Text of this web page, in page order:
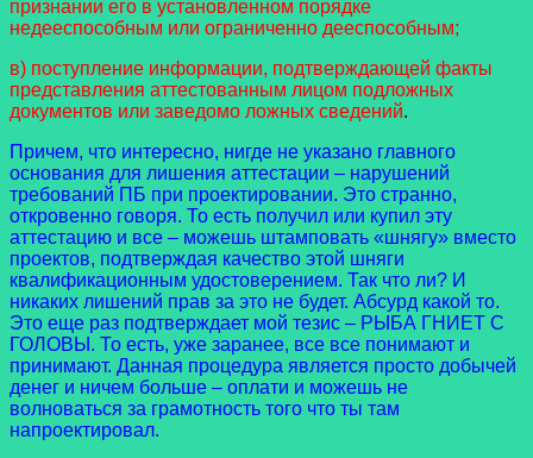
признании его в установленном порядке
недееспособным или ограниченно дееспособным;
в) поступление информации, подтверждающей факты
представления аттестованным лицом подложных
документов или заведомо ложных сведений.
Причем, что интересно, нигде не указано главного
основания для лишения аттестации – нарушений
требований ПБ при проектировании. Это странно,
откровенно говоря. То есть получил или купил эту
аттестацию и все – можешь штамповать «шнягу» вместо
проектов, подтверждая качество этой шняги
квалификационным удостоверением. Так что ли? И
никаких лишений прав за это не будет. Абсурд какой то.
Это еще раз подтверждает мой тезис – РЫБА ГНИЕТ С
ГОЛОВЫ. То есть, уже заранее, все все понимают и
принимают. Данная процедура является просто добычей
денег и ничем больше – оплати и можешь не
волноваться за грамотность того что ты там
напроектировал.